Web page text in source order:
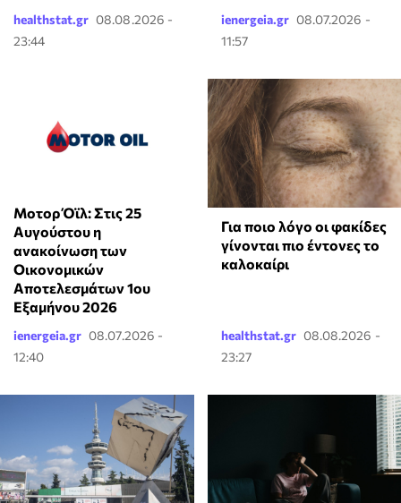
healthstat.gr 08.08.2026 -
23:44
ienergeia.gr 08.07.2026 -
11:57
Μοτορ Όϊλ: Στις 25
Αυγούστου η
ανακοίνωση των
Οικονομικών
Αποτελεσμάτων 1ου
Εξαμήνου 2026
ienergeia.gr 08.07.2026 -
12:40
Για ποιο λόγο οι φακίδες
γίνονται πιο έντονες το
καλοκαίρι
healthstat.gr 08.08.2026 -
23:27